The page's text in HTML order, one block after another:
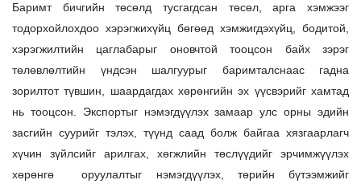
Баримт бичгийн төсөлд тусгагдсан төсөл, арга хэмжээг
тодорхойлохдоо хэрэгжихүйц бөгөөд хэмжигдэхүйц, бодитой,
хэрэгжилтийн цаглабарыг оновчтой тооцсон байх зэрэг
төлөвлөлтийн үндсэн шалгуурыг баримталснаас гадна
зорилтот түвшин, шаардагдах хөрөнгийн эх үүсвэрийг хамтад
нь тооцсон. Экспортыг нэмэгдүүлэх замаар улс орны эдийн
засгийн суурийг тэлэх, түүнд саад болж байгаа хязгаарлагч
хүчин зүйлсийг арилгах, хөгжлийн төслүүдийг эрчимжүүлэх
хөрөнгө оруулалтыг нэмэгдүүлэх, төрийн бүтээмжийг